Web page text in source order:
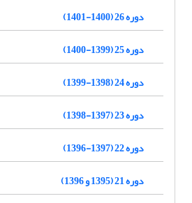
دوره 26 (1400-1401)
دوره 25 (1399-1400)
دوره 24 (1398-1399)
دوره 23 (1397-1398)
دوره 22 (1397-1396)
دوره 21 (1395 و 1396)